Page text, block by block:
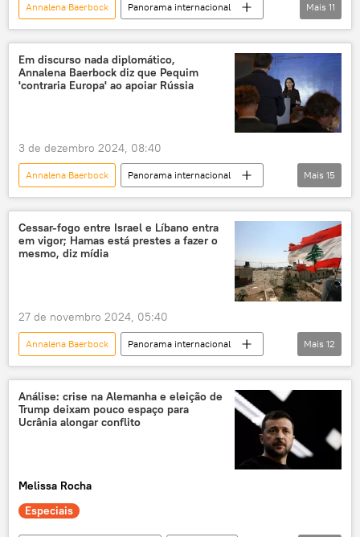
Annalena Baerbock
Panorama internacional
Europa
ONU
Rússia
Maria Zakharova
Ministério das Relações Exteriores da Rússia
Ucrânia
Agência Internacional de Energia Atômica (AIEA)
Assembleia Geral da ONU
Mais 11
Em discurso nada diplomático,
Annalena Baerbock diz que Pequim
'contraria Europa' ao apoiar Rússia
3 de dezembro 2024, 08:40
Annalena Baerbock
Panorama internacional
diplomacia
Europa
China
Alemanha
Berlim
Wang Yi
Rússia
Ucrânia
Xi Jinping
OTAN
relações bilaterais
conflito ucraniano
Mais 15
Cessar-fogo entre Israel e Líbano entra
em vigor; Hamas está prestes a fazer o
mesmo, diz mídia
27 de novembro 2024, 05:40
Annalena Baerbock
Panorama internacional
Mundo
Benjamin Netanyahu
António Guterres
Israel
Líbano
Faixa de Gaza
Hezbollah
Hamas
cessar-fogo
Mais 12
Análise: crise na Alemanha e eleição de
Trump deixam pouco espaço para
Ucrânia alongar conflito
Melissa Rocha
Especiais